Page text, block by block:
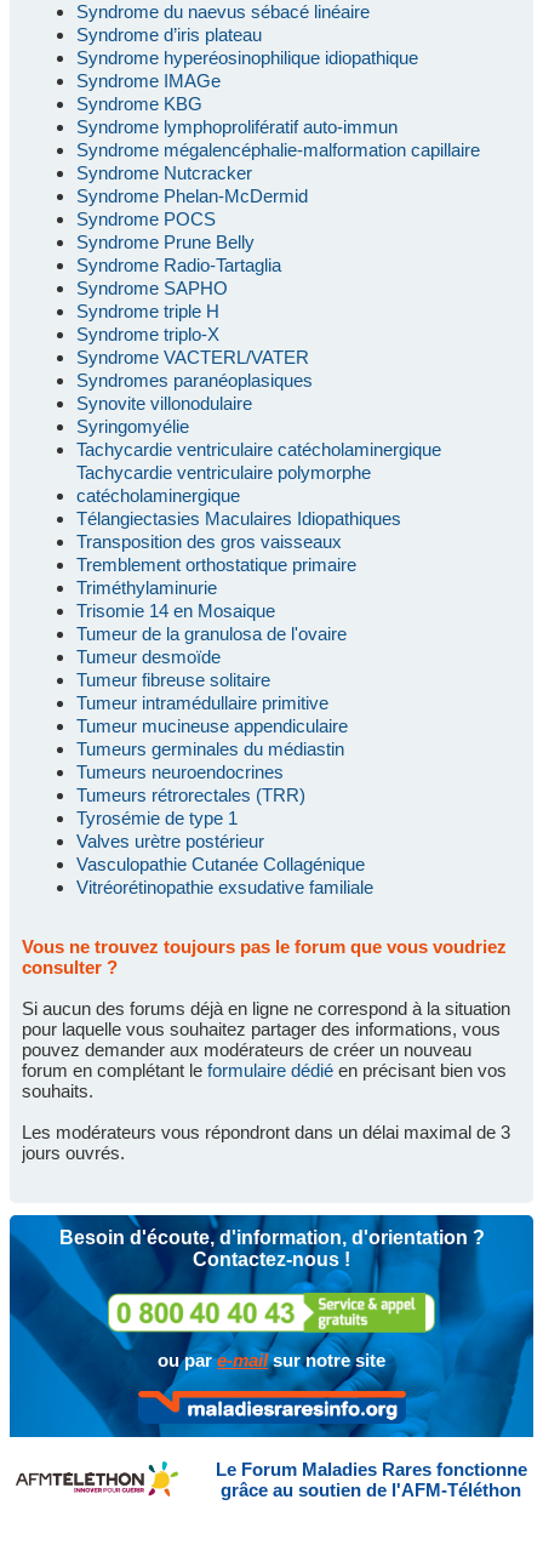
Syndrome du naevus sébacé linéaire
Syndrome d’iris plateau
Syndrome hyperéosinophilique idiopathique
Syndrome IMAGe
Syndrome KBG
Syndrome lymphoprolifératif auto-immun
Syndrome mégalencéphalie-malformation capillaire
Syndrome Nutcracker
Syndrome Phelan-McDermid
Syndrome POCS
Syndrome Prune Belly
Syndrome Radio-Tartaglia
Syndrome SAPHO
Syndrome triple H
Syndrome triplo-X
Syndrome VACTERL/VATER
Syndromes paranéoplasiques
Synovite villonodulaire
Syringomyélie
Tachycardie ventriculaire catécholaminergique
Tachycardie ventriculaire polymorphe
catécholaminergique
Télangiectasies Maculaires Idiopathiques
Transposition des gros vaisseaux
Tremblement orthostatique primaire
Triméthylaminurie
Trisomie 14 en Mosaique
Tumeur de la granulosa de l'ovaire
Tumeur desmoïde
Tumeur fibreuse solitaire
Tumeur intramédullaire primitive
Tumeur mucineuse appendiculaire
Tumeurs germinales du médiastin
Tumeurs neuroendocrines
Tumeurs rétrorectales (TRR)
Tyrosémie de type 1
Valves urètre postérieur
Vasculopathie Cutanée Collagénique
Vitréorétinopathie exsudative familiale
Vous ne trouvez toujours pas le forum que vous voudriez
consulter ?
Si aucun des forums déjà en ligne ne correspond à la situation
pour laquelle vous souhaitez partager des informations, vous
pouvez demander aux modérateurs de créer un nouveau
forum en complétant le formulaire dédié en précisant bien vos
souhaits.
Les modérateurs vous répondront dans un délai maximal de 3
jours ouvrés.
Besoin d'écoute, d'information, d'orientation ?
Contactez-nous !
ou pare-mailsur notre site
Le Forum Maladies Rares fonctionne
grâce au soutien de l'AFM-Téléthon